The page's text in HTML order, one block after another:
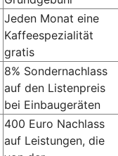
Jeden Monat eine
Kaffeespezialität
gratis
8% Sondernachlass
auf den Listenpreis
bei Einbaugeräten
400 Euro Nachlass
auf Leistungen, die